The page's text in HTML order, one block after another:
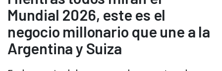
Mundial 2026, este es el
negocio millonario que une a la
Argentina y Suiza